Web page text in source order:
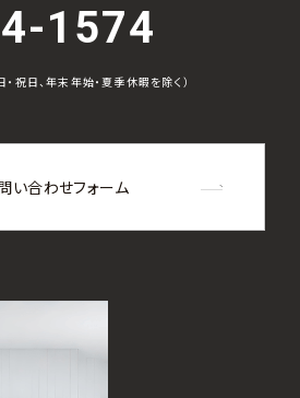
1574
日・祝日、年末年始・夏季休暇を除く）
い合わせフォーム